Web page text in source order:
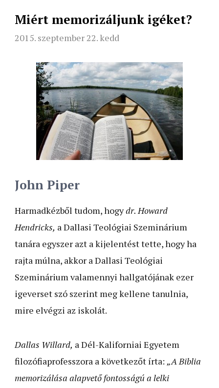
Miért memorizáljunk igéket?
2015. szeptember 22. kedd
John Piper
Harmadkézből tudom, hogydr. Howard
Hendricks, a Dallasi Teológiai Szeminárium
tanára egyszer azt a kijelentést tette, hogy ha
rajta múlna, akkor a Dallasi Teológiai
Szeminárium valamennyi hallgatójának ezer
igeverset szó szerint meg kellene tanulnia,
mire elvégzi az iskolát.
Dallas Willard, a Dél-Kaliforniai Egyetem
filozófiaprofesszora a következőt írta: „A Biblia
memorizálása alapvető fontosságú a lelki